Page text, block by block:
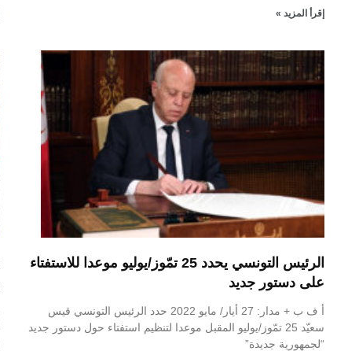
إقرأ المزيد »
الرئيس التونسي يحدد 25 تمّوز/يوليو موعدا للاستفتاء
على دستور جديد
أ ف ب + مدار: 27 أيار/ مايو 2022 حدد الرئيس التونسي قيس
سعيّد 25 تمّوز/يوليو المقبل موعدا لتنظيم استفتاء حول دستور جديد
“لجمهورية جديدة”